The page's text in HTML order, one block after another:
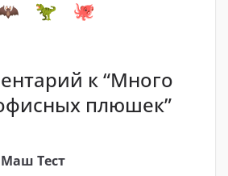
к “Много
плюшек”
Тест